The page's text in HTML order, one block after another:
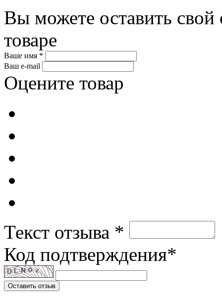
Вы можете оставить свой
товаре
Ваше имя *
Ваш e-mail
Оцените товар
Текст отзыва *
Код подтверждения*
Оставить отзыв